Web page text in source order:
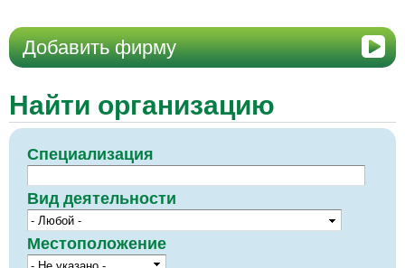
Добавить фирму
Найти организацию
Специализация
Вид деятельности
Местоположение